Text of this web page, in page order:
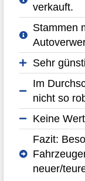
verkauft.
Stammen
Sehr
Im
nicht so
Keine
Fazit:
neuer/